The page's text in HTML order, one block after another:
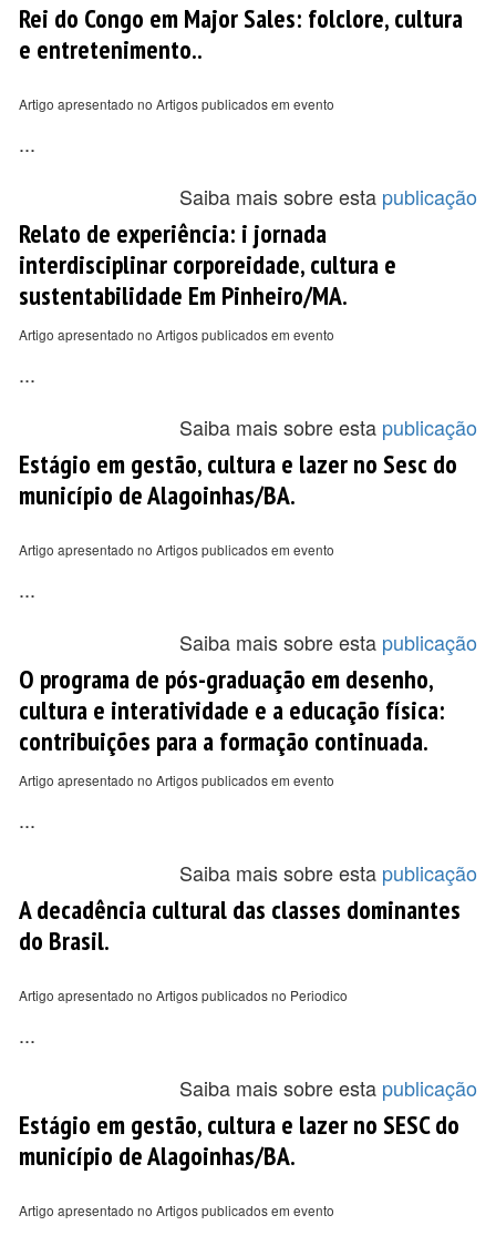
Rei do Congo em Major Sales: folclore, cultura
e entretenimento..
Artigo apresentado no Artigos publicados em evento
...
Saiba mais sobre esta publicação
Relato de experiência: i jornada
interdisciplinar corporeidade, cultura e
sustentabilidade Em Pinheiro/MA.
Artigo apresentado no Artigos publicados em evento
...
Saiba mais sobre esta publicação
Estágio em gestão, cultura e lazer no Sesc do
município de Alagoinhas/BA.
Artigo apresentado no Artigos publicados em evento
...
Saiba mais sobre esta publicação
O programa de pós-graduação em desenho,
cultura e interatividade e a educação física:
contribuições para a formação continuada.
Artigo apresentado no Artigos publicados em evento
...
Saiba mais sobre esta publicação
A decadência cultural das classes dominantes
do Brasil.
Artigo apresentado no Artigos publicados no Periodico
...
Saiba mais sobre esta publicação
Estágio em gestão, cultura e lazer no SESC do
município de Alagoinhas/BA.
Artigo apresentado no Artigos publicados em evento